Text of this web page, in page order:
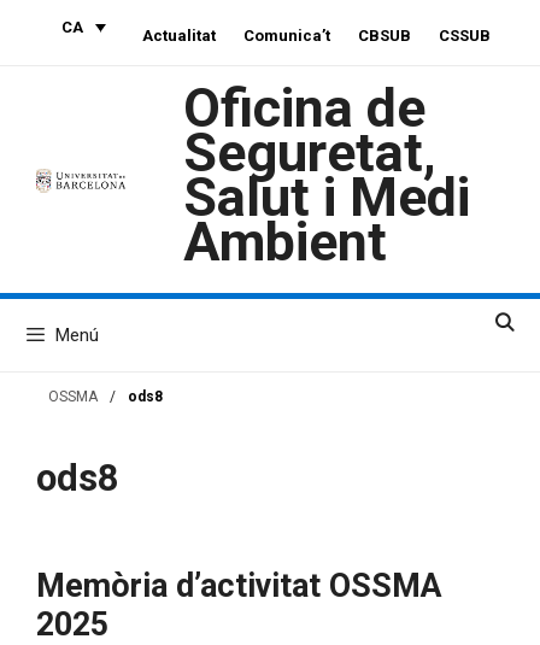
CA Actualitat Comunica’t CBSUB CSSUB
Oficina de
Seguretat,
Salut i Medi
Ambient
Menú
OSSMA / ods8
ods8
Memòria d’activitat OSSMA
2025